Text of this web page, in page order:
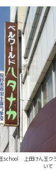
school
上田けん玉ク
いて